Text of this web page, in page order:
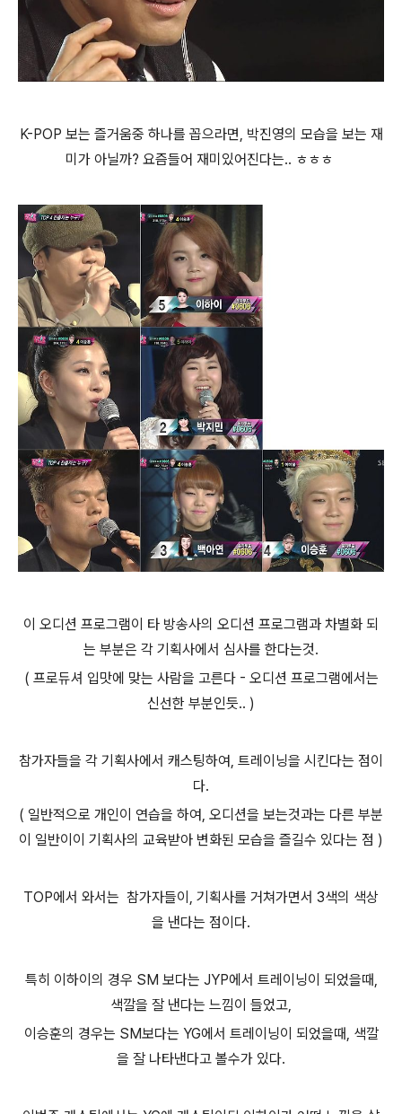
K-POP 보는 즐거움중 하나를 꼽으라면, 박진영의 모습을 보는 재
미가 아닐까? 요즘들어 재미있어진다는.. ㅎㅎㅎ
이 오디션 프로그램이 타 방송사의 오디션 프로그램과 차별화 되
는 부분은 각 기획사에서 심사를 한다는것.
( 프로듀셔 입맛에 맞는 사람을 고른다 - 오디션 프로그램에서는
신선한 부분인듯.. )
참가자들을 각 기획사에서 캐스팅하여, 트레이닝을 시킨다는 점이
다.
( 일반적으로 개인이 연습을 하여, 오디션을 보는것과는 다른 부분
이 일반이이 기획사의 교육받아 변화된 모습을 즐길수 있다는 점 )
TOP에서 와서는 참가자들이, 기획사를 거쳐가면서 3색의 색상
을 낸다는 점이다.
특히 이하이의 경우 SM 보다는 JYP에서 트레이닝이 되었을때,
색깔을 잘 낸다는 느낌이 들었고,
이승훈의 경우는 SM보다는 YG에서 트레이닝이 되었을때, 색깔
을 잘 나타낸다고 볼수가 있다.